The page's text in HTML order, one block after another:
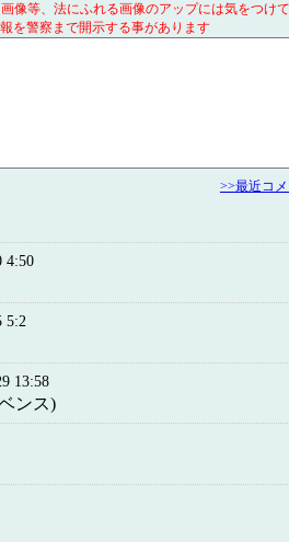
像等、法にふれる画像のアップには気をつけ
を警察まで開示する事があります
>>最近コ
4:50
5:2
13:58
ンス)